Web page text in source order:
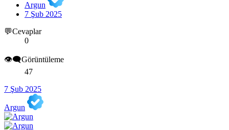
Argun
7 Şub 2025
💬Cevaplar
0
👁️‍🗨️Görüntüleme
47
7 Şub 2025
Argun